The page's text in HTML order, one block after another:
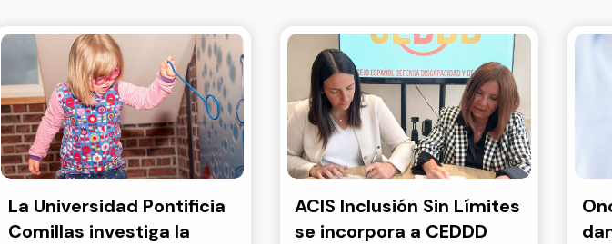
La Universidad Pontificia
Comillas investiga la
ACIS Inclusión Sin Límites
se incorpora a CEDDD